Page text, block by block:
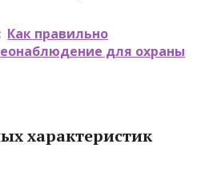
Как правильно
для охраны
характеристик